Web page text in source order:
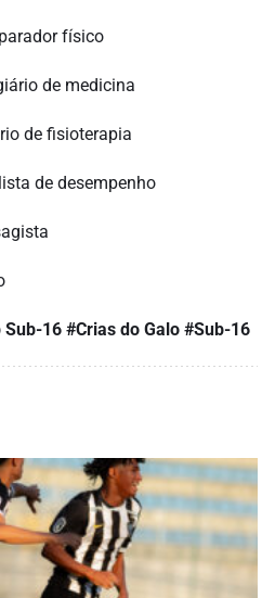
físico
de medicina
de fisioterapia
de desempenho
Sub-16 #Crias do Galo #Sub-16